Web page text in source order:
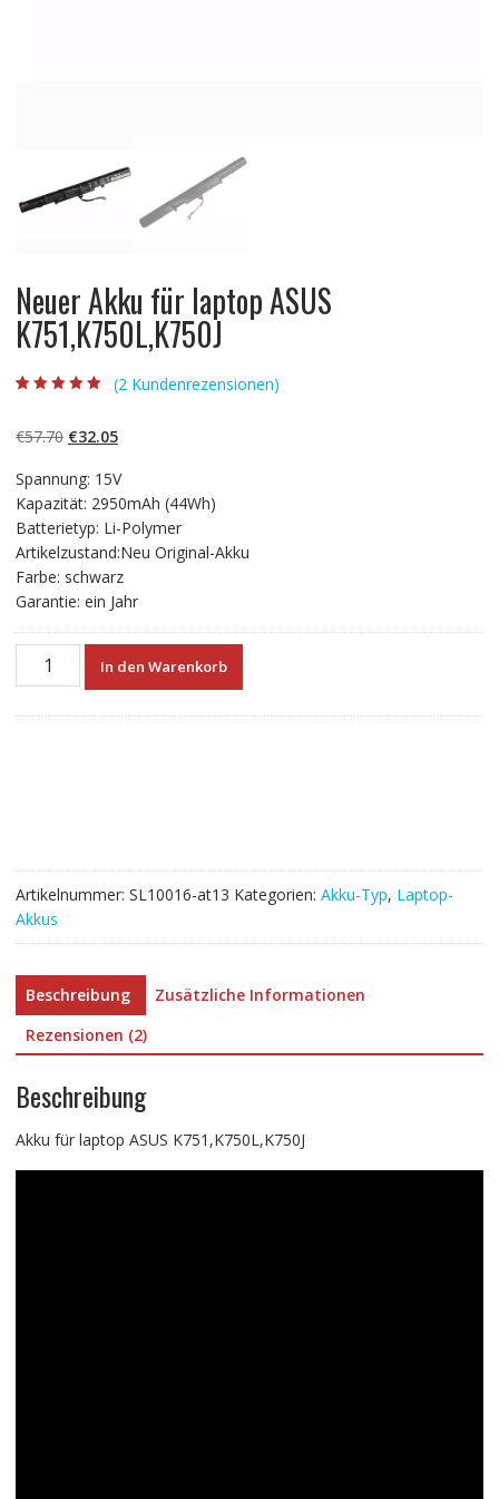
Neuer Akku für laptop ASUS
K751,K750L,K750J
basierend auf
Kundenbewertun
(2 Kundenrezensionen)
€57.70 Ursprünglicher
war:
€57.70
€32.05Aktueller
ist:
€32.05.
Spannung: 15V
Kapazität: 2950mAh (44Wh)
Batterietyp: Li-Polymer
Artikelzustand:Neu Original-Akku
Farbe: schwarz
Garantie: ein Jahr
Neuer
In den Warenkorb
Artikelnummer: SL10016-at13 Kategorien: Akku-Typ, Laptop-
Akkus
Beschreibung
Zusätzliche Informationen
Rezensionen (2)
Beschreibung
Akku für laptop ASUS K751,K750L,K750J